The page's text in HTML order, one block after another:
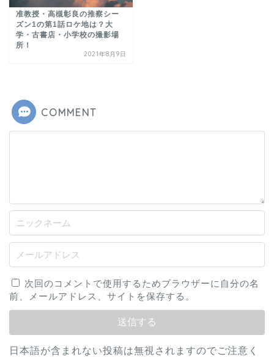
准教授・高槻彰良の推察シー
ズン1の第1話ロケ地は？大
学・古書店・小学校の撮影場
所！
2021年8月9日
COMMENT
次回のコメントで使用するためブラウザーに自分の名
前、メールアドレス、サイトを保存する。
日本語が含まれない投稿は無視されますのでご注意く